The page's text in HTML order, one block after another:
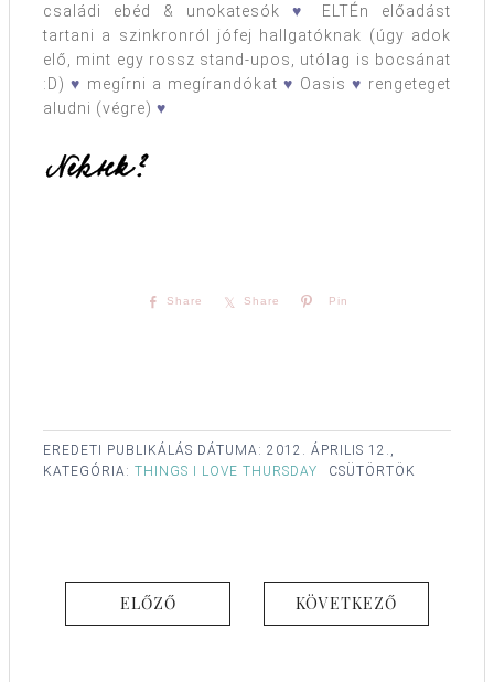
családi ebéd & unokatesók ♥
ELTÉn előadást
tartani a szinkronról jófej hallgatóknak (úgy adok
elő, mint egy rossz stand-upos, utólag is bocsánat
:D) ♥ megírni a megírandókat ♥ Oasis ♥ rengeteget
aludni (végre) ♥
Share Share Pin
EREDETI PUBLIKÁLÁS DÁTUMA: 2012. ÁPRILIS 12.,
CSÜTÖRTÖK
KATEGÓRIA: THINGS I LOVE THURSDAY
ELŐZŐ KÖVETKEZŐ